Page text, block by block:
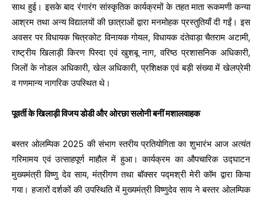
साथ हुई। इसके बाद रंगारंग सांस्कृतिक कार्यक्रमों के तहत माता रूकमणी कन्या
आश्रम तथा अन्य विद्यालयों की छात्राओं द्वारा मनमोहक प्रस्तुतियाँ दी गईं। इस
अवसर पर विधायक चित्रकोट विनायक गोयल, विधायक दंतेवाड़ा चैतराम अटामी,
राष्ट्रीय खिलाड़ी किरण पिस्दा एवं खुशबू नाग, वरिष्ठ प्रशासनिक अधिकारी,
जिलों के नोडल अधिकारी, खेल अधिकारी, प्रशिक्षक एवं बड़ी संख्या में खेलप्रेमी
व गणमान्य नागरिक उपस्थित थे।
पूवर्ती के खिलाड़ी विजय डोडी और ओरछा सलोनी बनीं मशालवाहक
बस्तर ओलम्पिक 2025 की संभाग स्तरीय प्रतियोगिता का शुभारंभ आज अत्यंत
गरिमामय एवं उत्साहपूर्ण माहौल में हुआ। कार्यक्रम का औपचारिक उद्घाटन
मुख्यमंत्री विष्णु देव साय, मंत्रीगण तथा बॉक्सर पद्मश्री मेरी कॉम द्वारा किया
गया। हजारों दर्शकों की उपस्थिति में मुख्यमंत्री विष्णुदेव साय ने बस्तर ओलम्पिक